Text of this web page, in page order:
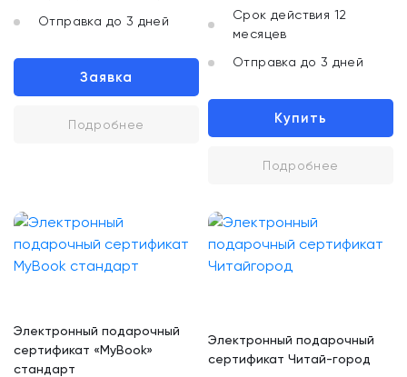
Отправка до 3 дней
Заявка
Подробнее
Срок действия 12
месяцев
Отправка до 3 дней
Купить
Подробнее
Электронный подарочный
сертификат «MyBook»
стандарт
Электронный подарочный
сертификат Читай-город